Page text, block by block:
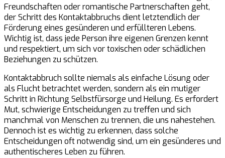
Freundschaften oder romantische Partnerschaften geht,
der Schritt des Kontaktabbruchs dient letztendlich der
Förderung eines gesünderen und erfüllteren Lebens.
Wichtig ist, dass jede Person ihre eigenen Grenzen kennt
und respektiert, um sich vor toxischen oder schädlichen
Beziehungen zu schützen.
Kontaktabbruch sollte niemals als einfache Lösung oder
als Flucht betrachtet werden, sondern als ein mutiger
Schritt in Richtung Selbstfürsorge und Heilung. Es erfordert
Mut, schwierige Entscheidungen zu treffen und sich
manchmal von Menschen zu trennen, die uns nahestehen.
Dennoch ist es wichtig zu erkennen, dass solche
Entscheidungen oft notwendig sind, um ein gesünderes und
authentischeres Leben zu führen.